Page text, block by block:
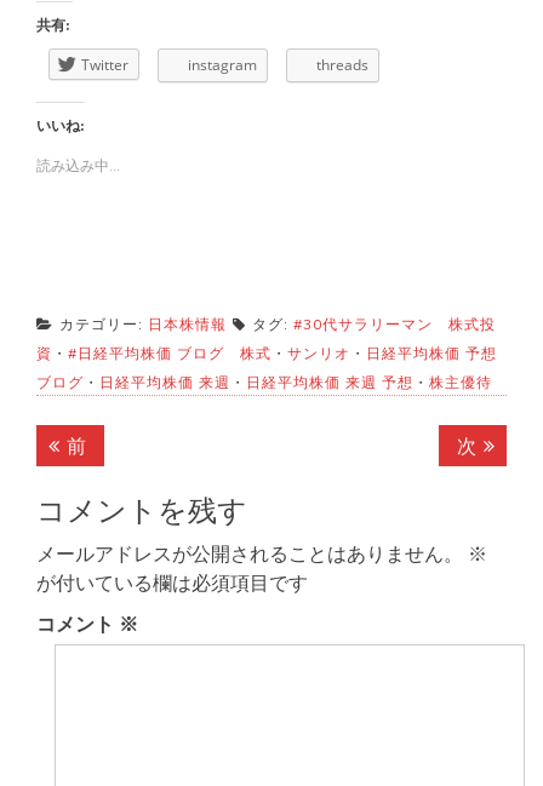
共有:
Twitter instagram threads
いいね:
読み込み中...
カテゴリー: 日本株情報 タグ: #30代サラリーマン 株式投
資 ・ #日経平均株価 ブログ 株式 ・ サンリオ ・ 日経平均株価 予想
ブログ ・ 日経平均株価 来週 ・ 日経平均株価 来週 予想 ・ 株主優待
投
ナ
ビ
ゲ
ー
前前
の
記
事:
次 次
の
コメントを残す
メールアドレスが公開されることはありません。
※
が付いている欄は必須項目です
コメント ※